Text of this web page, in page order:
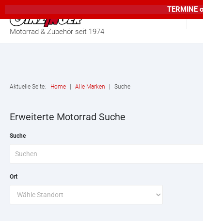
Motorrad & Zubehör seit 1974
Home
Aktuelle Seite: Home Alle Marken Suche
Erweiterte Motorrad Suche
Suche
Ort
TERMINE